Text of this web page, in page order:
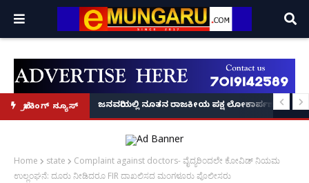
ಬ್ರೇಕಿಂಗ್ ನ್ಯೂಸ್
ಕಥೆ!
8 ಅಡಿಗೂ ಹೆಚ್ಚು ಉದ್ದದ ಕೂದಲು ಬೆಳೆಸಿ ಗಿನ್ನಿಸ್ ವಿಶ್ವ ದಾಖಲೆ ಬರೆದ ಭಾರತದ ರೇಣು
ಜನವರಿಯಲ್ಲಿ ನೂತನ ರಾಜಕೀಯ ಪಕ್ಷ ಲೋಕಾರ್ಪಣೆ – ನಟ
Home state
Complaint against doctors- ವೈದ್ಯರಿಂದಲೇ ಕೋವಿಡ್ ನಿಯಮ
ಉಲ್ಲಂಘನೆ: ದೂರು ನೀಡಿದರೂ FIR ದಾಖಲಿಸದ ಮಂಗಳೂರು ಪೊಲೀಸರು